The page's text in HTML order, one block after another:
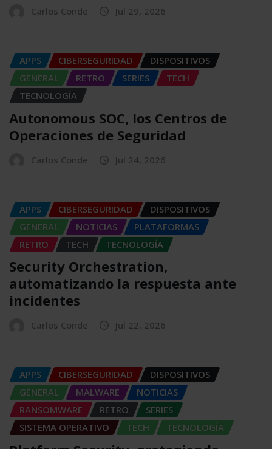
Carlos Conde Jul 29, 2026
APPS CIBERSEGURIDAD
DISPOSITIVOS
GENERAL
RETRO SERIES
TECH
TECNOLOGÍA
Autonomous SOC, los Centros de
Operaciones de Seguridad
Carlos Conde Jul 24, 2026
APPS CIBERSEGURIDAD
DISPOSITIVOS
GENERAL
NOTICIAS
PLATAFORMAS
RETRO
TECH TECNOLOGÍA
Security Orchestration,
automatizando la respuesta ante
incidentes
Carlos Conde Jul 22, 2026
APPS CIBERSEGURIDAD
DISPOSITIVOS
GENERAL
MALWARE
NOTICIAS
RANSOMWARE
RETRO
SERIES
SISTEMA OPERATIVO
TECH TECNOLOGÍA